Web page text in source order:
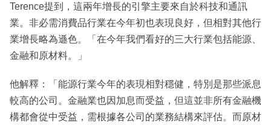
Terence提到，這兩年增長的引擎主要來自於科技和通訊
業。非必需消費品行業在今年初也表現良好，但相對其他行
業增長略為遜色。「在今年我們看好的三大行業包括能源、
金融和原材料。」
他解釋：「能源行業今年的表現相對穩健，特別是那些派息
較高的公司。金融業也因加息而受益，但這並非所有金融機
構都會從中受益，需根據各公司的業務結構來評估。而原材